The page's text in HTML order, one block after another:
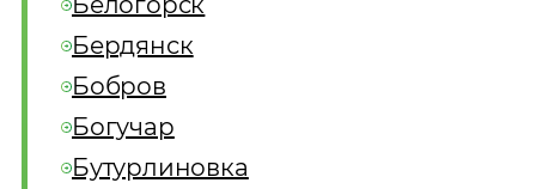
Бердянск
Бобров
Богучар
Бутурлиновка